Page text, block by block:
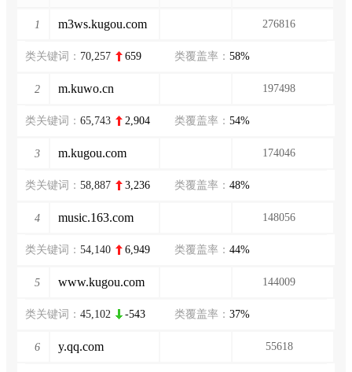
1 m3ws.kugou.com 276816
类关键词： 70,257 659 类覆盖率： 58%
2 m.kuwo.cn 197498
类关键词： 65,743 2,904 类覆盖率： 54%
3 m.kugou.com 174046
类关键词： 58,887 3,236 类覆盖率： 48%
4 music.163.com 148056
类关键词： 54,140 6,949 类覆盖率： 44%
5 www.kugou.com 144009
类关键词： 45,102 -543 类覆盖率： 37%
6 y.qq.com 55618